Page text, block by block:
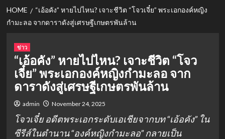
HOME
“เอ้อคัง” หายไปไหน? เจาะชีวิต “โจวเจี๋ย” พระเอกองค์หญิง
กำมะลอ จากดาราดังสู่เศรษฐีเกษตรพันล้าน
ข่าว
“เอ้อคัง” หายไปไหน? เจาะชีวิต “โจว
เจี๋ย” พระเอกองค์หญิงกำมะลอ จาก
ดาราดังสู่เศรษฐีเกษตรพันล้าน
admin November 24, 2025
โจวเจี๋ย อดีตพระเอกระดับเอเชียจากบท “เอ้อคัง” ใน
ซีรีส์ในตำนาน “องค์หญิงกำมะลอ” กลายเป็น